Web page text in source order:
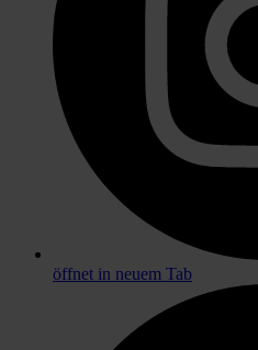
öffnet in neuem Tab